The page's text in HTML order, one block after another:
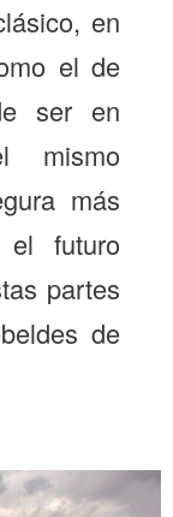
en
el de
ser en
mismo
más
futuro
partes
de